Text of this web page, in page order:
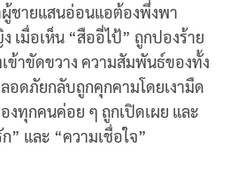
ผู้ชายแสนอ่อนแอต้องพึ่งพา
เมื่อเห็น “สืออี่ไป้” ถูกปองร้าย
ข้าขัดขวาง ความสัมพันธ์ของทั้ง
อดภัยกลับถูกคุกคามโดยเงามืด
ทุกคนค่อย ๆ ถูกเปิดเผย และ
” และ “ความเชื่อใจ”